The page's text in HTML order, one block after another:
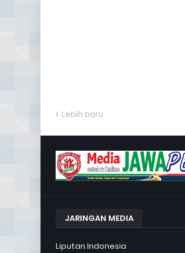
Lebih baru
JARINGAN MEDIA
Liputan Indonesia